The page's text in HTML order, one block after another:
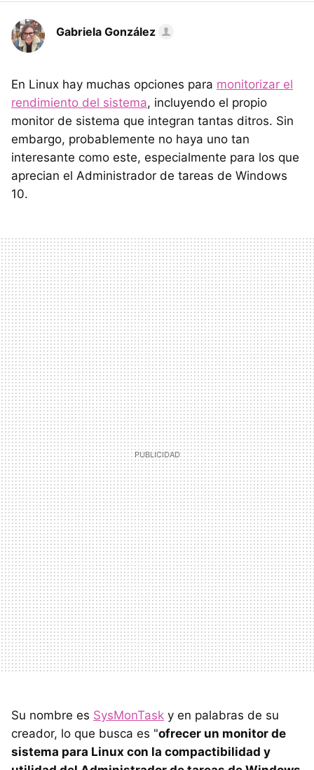
Gabriela González
En Linux hay muchas opciones para monitorizar el
rendimiento del sistema, incluyendo el propio
monitor de sistema que integran tantas ditros. Sin
embargo, probablemente no haya uno tan
interesante como este, especialmente para los que
aprecian el Administrador de tareas de Windows
10.
Su nombre es SysMonTask y en palabras de su
creador, lo que busca es "ofrecer un monitor de
sistema para Linux con la compactibilidad y